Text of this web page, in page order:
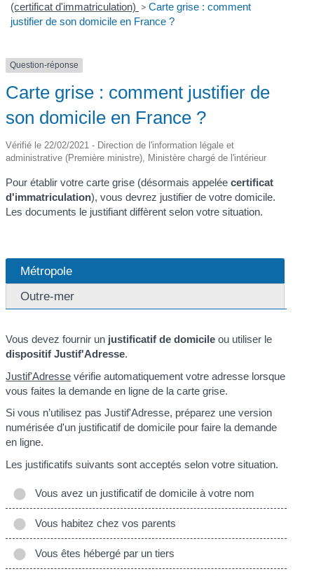
(certificat d'immatriculation) > Carte grise : comment
justifier de son domicile en France ?
Question-réponse
Carte grise : comment justifier de
son domicile en France ?
Vérifié le 22/02/2021 - Direction de l'information légale et
administrative (Première ministre), Ministère chargé de l'intérieur
Pour établir votre carte grise (désormais appeléecertificat
d'immatriculation), vous devrez justifier de votre domicile.
Les documents le justifiant diffèrent selon votre situation.
Métropole
Outre-mer
Vous devez fournir un justificatif de domicile ou utiliser le
dispositif Justif'Adresse.
Justif'Adresse vérifie automatiquement votre adresse lorsque
vous faites la demande en ligne de la carte grise.
Si vous n’utilisez pas Justif'Adresse, préparez une version
numérisée d'un justificatif de domicile pour faire la demande
en ligne.
Les justificatifs suivants sont acceptés selon votre situation.
Vous avez un justificatif de domicile à votre nom
Vous habitez chez vos parents
Vous êtes hébergé par un tiers